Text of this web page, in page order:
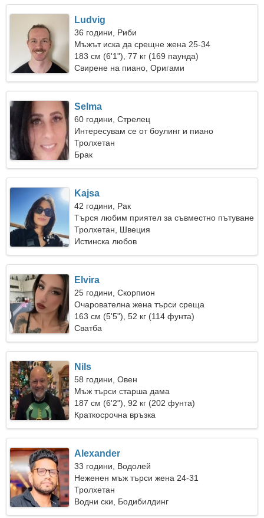
Ludvig
36 години, Риби
Мъжът иска да срещне жена 25-34
183 см (6'1"), 77 кг (169 паунда)
Свирене на пиано, Оригами
Selma
60 години, Стрелец
Интересувам се от боулинг и пиано
Тролхетан
Брак
Kajsa
42 години, Рак
Търся любим приятел за съвместно пътуване
Тролхетан, Швеция
Истинска любов
Elvira
25 години, Скорпион
Очарователна жена търси среща
163 см (5'5"), 52 кг (114 фунта)
Сватба
Nils
58 години, Овен
Мъж търси старша дама
187 см (6'2"), 92 кг (202 фунта)
Краткосрочна връзка
Alexander
33 години, Водолей
Неженен мъж търси жена 24-31
Тролхетан
Водни ски, Бодибилдинг